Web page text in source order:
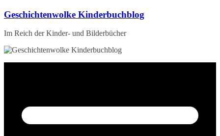
Zum
springen
Geschichtenwolke Kinderbuchblog
Im Reich der Kinder- und Bilderbücher